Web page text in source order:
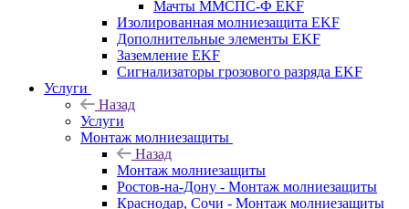
Мачты ММСПС-Ф EKF
Изолированная молниезащита EKF
Дополнительные элементы EKF
Заземление EKF
Сигнализаторы грозового разряда EKF
Услуги
Назад
Услуги
Монтаж молниезащиты
Назад
Монтаж молниезащиты
Ростов-на-Дону - Монтаж молниезащиты
Краснодар, Сочи - Монтаж молниезащиты